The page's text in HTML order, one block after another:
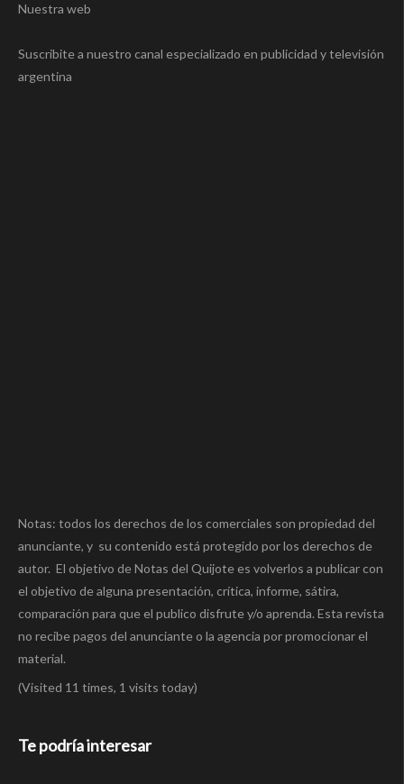
Nuestra web
Suscribite a nuestro canal especializado en publicidad y televisión
argentina
Notas: todos los derechos de los comerciales son propiedad del
anunciante, y su contenido está protegido por los derechos de
autor. El objetivo de Notas del Quijote es volverlos a publicar con
el objetivo de alguna presentación, crítica, informe, sátira,
comparación para que el publico disfrute y/o aprenda. Esta revista
no recibe pagos del anunciante o la agencia por promocionar el
material.
(Visited 11 times, 1 visits today)
Te podría interesar